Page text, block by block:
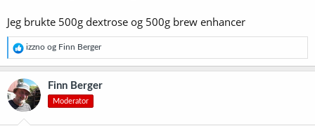
Jeg brukte 500g dextrose og 500g brew enhancer
R
e
a
k
s
j
o
izzno og Finn Berger
Finn Berger
Moderator